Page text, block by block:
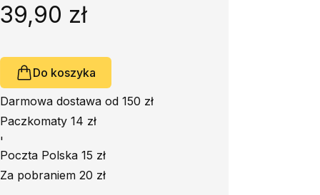
39,90 zł
Do koszyka
Darmowa dostawa od 150 zł
Paczkomaty 14 zł
'
Poczta Polska 15 zł
Za pobraniem 20 zł